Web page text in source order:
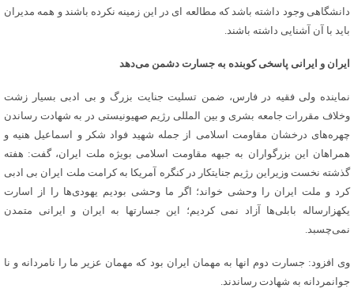
دانشگاهی وجود داشته باشد که مطالعه ای در این زمینه نکرده باشند و همه مدیران
باید با آن آشنایی داشته باشند.
ایران و ایرانی پاسخی کوبنده به جسارت دشمن می‌دهد
نماینده ولی فقیه در فارس، ضمن تسلیت جنایت بزرگ و بی ادبی بسیار زشت
وخلاف مقررات جامعه بشری و بین المللی رژیم صهیونیستی در به شهادت رساندن
چهره‌های درخشان مقاومت اسلامی از جمله شهید فواد شکر و اسماعیل هنیه و
همراهان این بزرگواران به جبهه مقاومت اسلامی بویژه ملت ایران، گفت: هفته
گذشته نخست وزیراین رژیم جنایتکار در کنگره آمریکا به کرامت ملت ایران بی ادبی
کرد و ملت ایران را وحشی خواند؛ اگر ما وحشی بودیم یهودی‌ها را از اسارت
یکهزارساله بابلی‌ها آزاد نمی کردیم؛ این جسارتها به ایران و ایرانی متمدن
نمی‌چسبد.
وی افزود: جسارت دوم انها به مهمان ایران بود که مهمان عزیر ما را نامردانه و نا
جوانمردانه به شهادت رساندند.